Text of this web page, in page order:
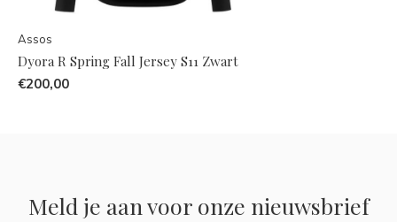
Assos
Dyora R Spring Fall Jersey S11 Zwart
€200,00
Meld je aan voor onze nieuwsbrief